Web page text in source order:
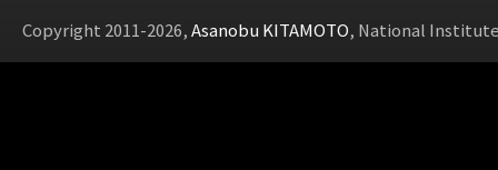
Copyright 2011-2026,Asanobu KITAMOTO, National